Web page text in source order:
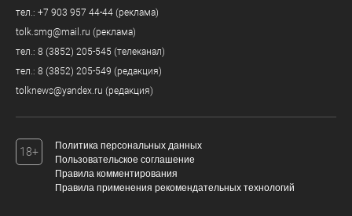
тел.: +7 903 957 44-44 (реклама)
tolk.smg@mail.ru (реклама)
тел.: 8 (3852) 205-545 (телеканал)
тел.: 8 (3852) 205-549 (редакция)
tolknews@yandex.ru (редакция)
18+
Политика персональных данных
Пользовательское соглашение
Правила комментирования
Правила применения рекомендательных технологий